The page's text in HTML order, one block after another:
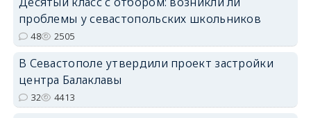
проблемы у севастопольских школьников
48 2505
В Севастополе утвердили проект застройки
центра Балаклавы
32 4413